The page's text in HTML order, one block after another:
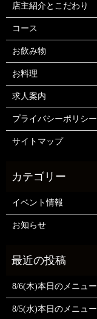
店主紹介とこだわり
コース
お飲み物
お料理
求人案内
プライバシーポリシー
サイトマップ
イベント情報
お知らせ
8/6(木)本日のメニュ
8/5(水)本日のメニュ